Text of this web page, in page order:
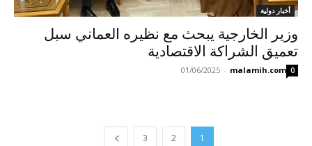
أخبار دولية
وزير الخارجية يبحث مع نظيره العماني سبل
تعميق الشراكة الاقتصادية
malamih.com
-
01/06/2025 0
1
2
3